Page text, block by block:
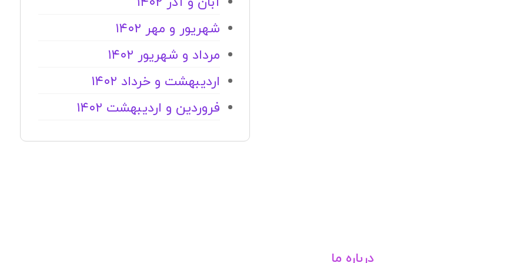
شهریور و مهر ۱۴۰۲
مرداد و شهریور ۱۴۰۲
اردیبهشت و خرداد ۱۴۰۲
فروردین و اردیبهشت ۱۴۰۲
درباره ما